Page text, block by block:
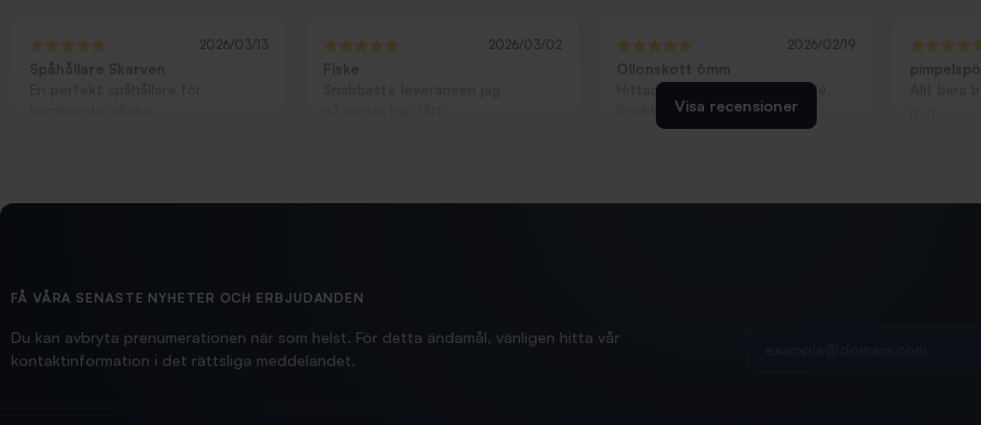
2026/03/13
Spåhållare Skarven
2026/03/02
Fiske
2026/02/19
Ollonskott 6mm
Hittade exakt vad jag behövde.
Snabb och bra...Visa recensioner
FÅ VÅRA SENASTE NYHETER OCH ERBJUDANDEN
Du kan avbryta prenumerationen när som helst. För detta ändamål, vänligen hitta vår
kontaktinformation i det rättsliga meddelandet.